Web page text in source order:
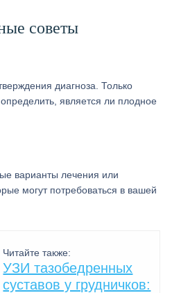
советы
диагноза. Только
является ли плодное
варианты лечения или
могут потребоваться в вашей
Читайте также:
УЗИ тазобедренных
суставов у грудничков: